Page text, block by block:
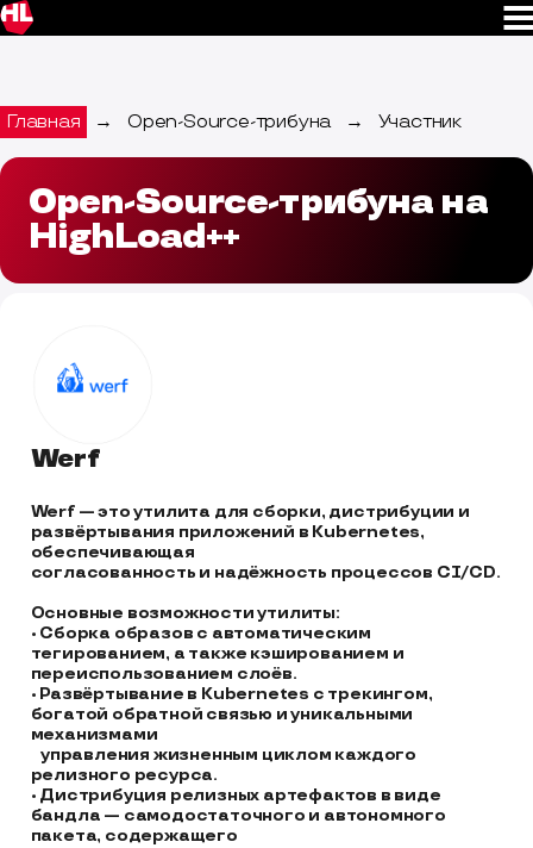
Главная → Open-Source-трибуна → Участник
Open-Source-трибуна на
HighLoad++
Werf
Werf — это утилита для сборки, дистрибуции и
развёртывания приложений в Kubernetes,
обеспечивающая
согласованность и надёжность процессов CI/CD.
Основные возможности утилиты:
• Сборка образов с автоматическим
тегированием, а также кэшированием и
переиспользованием слоёв.
• Развёртывание в Kubernetes с трекингом,
богатой обратной связью и уникальными
механизмами
релизного ресурса.
• Дистрибуция релизных артефактов в виде
бандла — самодостаточного и автономного
пакета, содержащего